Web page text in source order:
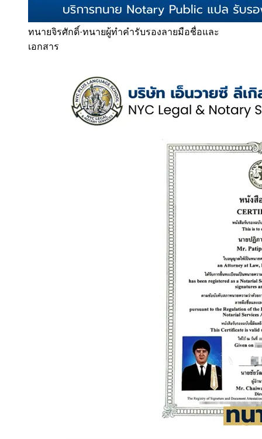
ทนายจิรศักดิ์·ทนายผู้ทำคำรับรองลายมือชื่อและ
เอกสาร